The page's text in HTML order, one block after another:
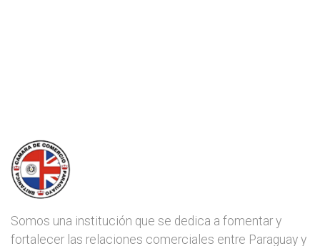
Somos una institución que se dedica a fomentar y
fortalecer las relaciones comerciales entre Paraguay y